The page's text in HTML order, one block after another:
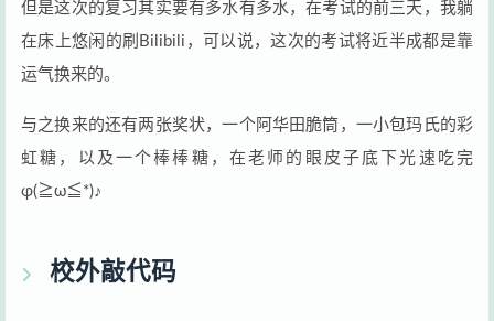
但是这次的复习其实要有多水有多水，在考试的前三天，我躺
在床上悠闲的刷Bilibili，可以说，这次的考试将近半成都是靠
运气换来的。
与之换来的还有两张奖状，一个阿华田脆筒，一小包玛氏的彩
虹糖，以及一个棒棒糖，在老师的眼皮子底下光速吃完
φ(≧ω≦*)♪
校外敲代码